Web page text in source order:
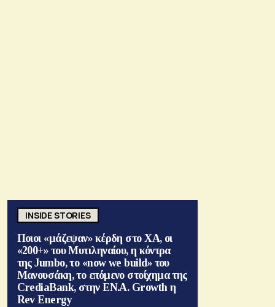
INSIDE STORIES
Ποιοι «μάζεψαν» κέρδη στο ΧΑ, οι
«200+» του Μυτιληναίου, η κόντρα
της Jumbo, το «now we build» του
Μανουσάκη, το επόμενο στοίχημα της
CrediaBank, στην ΕΝ.Α. Growth η
Rev Energy